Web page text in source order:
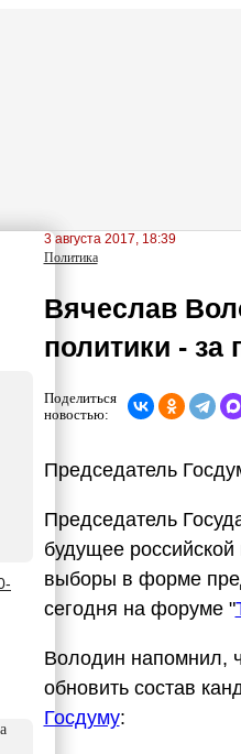
3 августа 2017, 18:39
Политика
Вячеслав
политики - за
Поделиться
новостью:
Председатель
Председатель
будущее
выборы в форме
сегодня на форуме "
Володин напомнил,
обновить состав
Госдуму: